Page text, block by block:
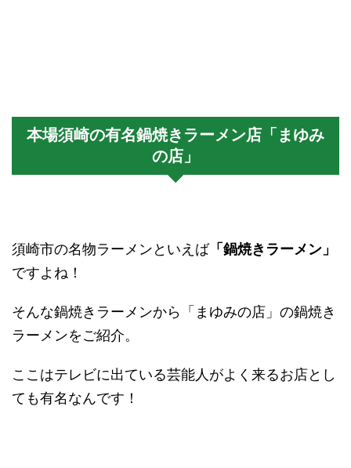
本場須崎の有名鍋焼きラーメン店「まゆみ
の店」
須崎市の名物ラーメンといえば「鍋焼きラーメン」
ですよね！
そんな鍋焼きラーメンから「まゆみの店」の鍋焼き
ラーメンをご紹介。
ここはテレビに出ている芸能人がよく来るお店とし
ても有名なんです！